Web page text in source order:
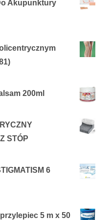
Akupunktury
200ml
STÓP
6
5 m x 50